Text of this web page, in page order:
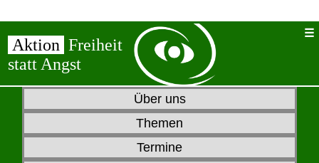
Aktion Freiheit
statt Angst
Über uns
Themen
Termine